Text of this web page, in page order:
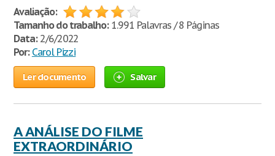
Avaliação:
Tamanho do trabalho:1.991 Palavras / 8 Páginas
Data:2/6/2022
Por: Carol Pizzi
Ler documento Salvar
A ANÁLISE DO FILME
EXTRAORDINÁRIO